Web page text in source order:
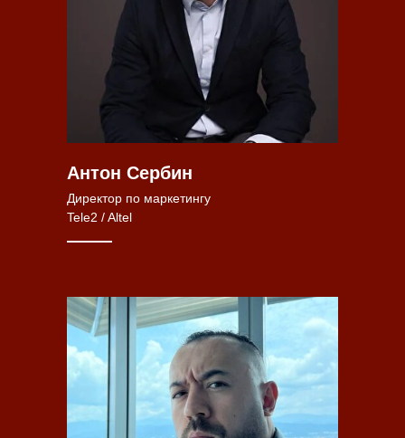
Антон Сербин
Директор по маркетингу
Tele2 / Altel